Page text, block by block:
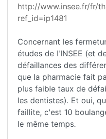
http://www.insee.fr/fr/
ref_id=ip1481
Concernant les
études de l'INSEE (et
défaillances des
que la pharmacie fait
plus faible taux de
les dentistes). Et oui,
faillite, c'est 10
le même temps.